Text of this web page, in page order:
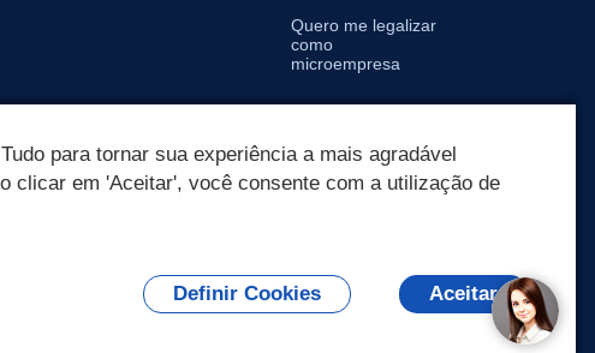
Quero me legalizar
como
microempresa
para tornar sua experiência a mais agradável
clicar em 'Aceitar', você consente com a utilização de
Definir Cookies Aceitar